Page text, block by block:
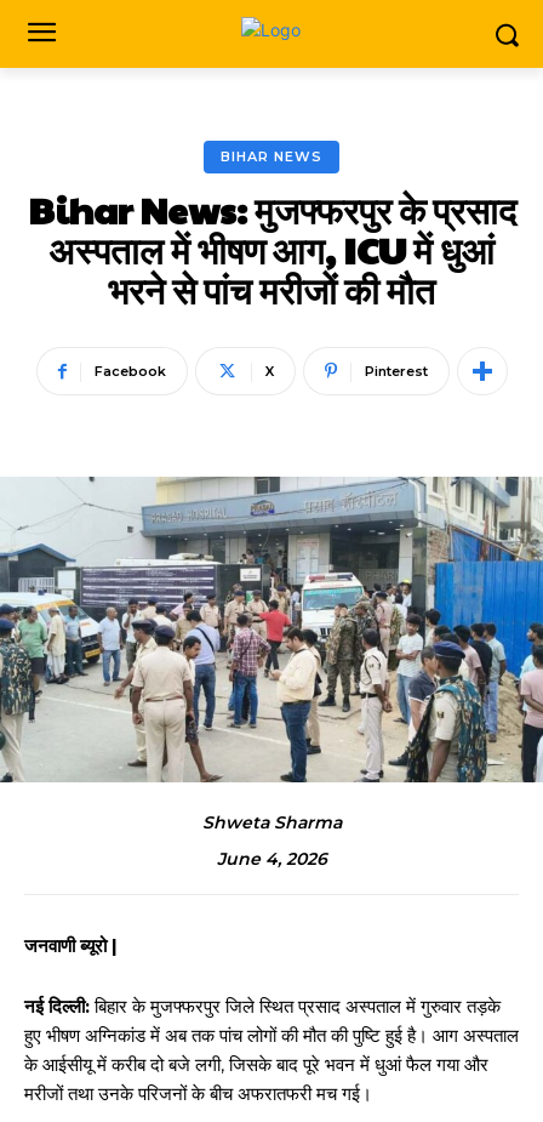
BIHAR NEWS
Bihar News: मुजफ्फरपुर के प्रसाद
अस्पताल में भीषण आग, ICU में धुआं
भरने से पांच मरीजों की मौत
Facebook X Pinterest
Shweta Sharma
June 4, 2026
जनवाणी ब्यूरो |
नई दिल्ली:बिहार के मुजफ्फरपुर जिले स्थित प्रसाद अस्पताल में गुरुवार तड़के
हुए भीषण अग्निकांड में अब तक पांच लोगों की मौत की पुष्टि हुई है। आग अस्पताल
के आईसीयू में करीब दो बजे लगी, जिसके बाद पूरे भवन में धुआं फैल गया और
मरीजों तथा उनके परिजनों के बीच अफरातफरी मच गई।